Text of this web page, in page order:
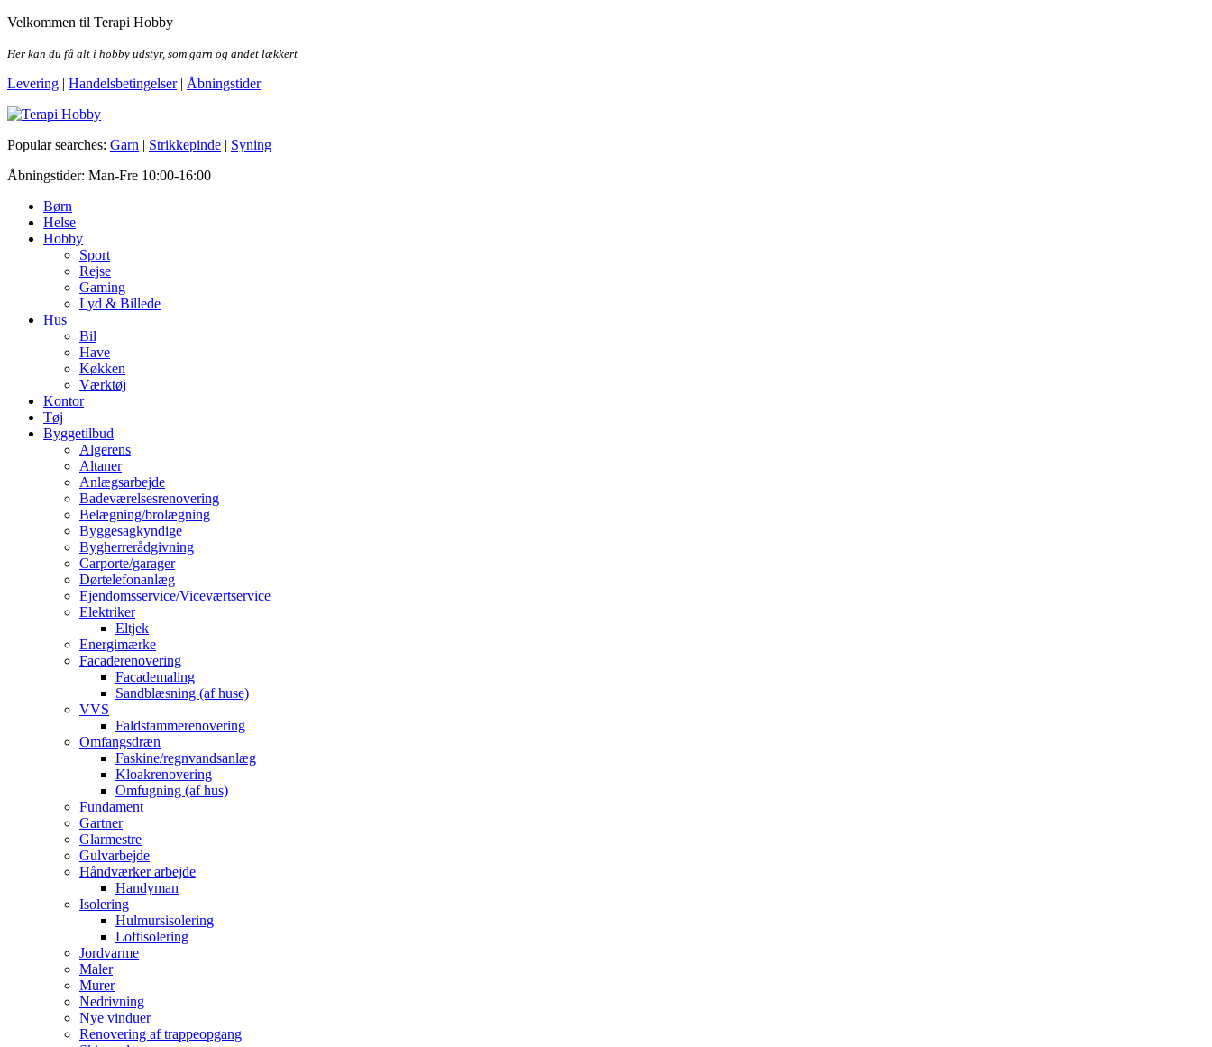
Skip
the
Velkommen til Terapi Hobby
Her kan du få alt i hobby udstyr, som garn og andet lækkert
Levering | Handelsbetingelser| Åbningstider
Terapi Hobby
Popular searches: Garn | Strikkepinde | Syning
Åbningstider: Man-Fre 10:00-16:00
Børn
Helse
Hobby
Sport
Rejse
Gaming
Lyd & Billede
Hus
Bil
Have
Køkken
Værktøj
Kontor
Tøj
Byggetilbud
Algerens
Altaner
Anlægsarbejde
Badeværelsesrenovering
Belægning/brolægning
Byggesagkyndige
Bygherrerådgivning
Carporte/garager
Dørtelefonanlæg
Ejendomsservice/Viceværtservice
Elektriker
Eltjek
Energimærke
Facaderenovering
Facademaling
Sandblæsning (af huse)
VVS
Faldstammerenovering
Omfangsdræn
Faskine/regnvandsanlæg
Kloakrenovering
Omfugning (af hus)
Fundament
Gartner
Glarmestre
Gulvarbejde
Håndværker arbejde
Handyman
Isolering
Hulmursisolering
Loftisolering
Jordvarme
Maler
Murer
Nedrivning
Nye vinduer
Renovering af trappeopgang